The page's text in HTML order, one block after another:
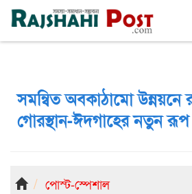
রাজশাহী শনিবার, ৮ই আগস্ট ২০২৬, ২৪শে শ্রাবণ ১৪৩৩
সমন্বিত অবকাঠামো উন্নয়নে
গোরস্থান-ঈদগাহের নতুন রূপ
পোস্ট-স্পেশাল